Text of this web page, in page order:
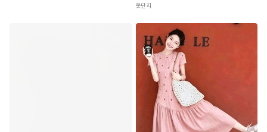
옷단지